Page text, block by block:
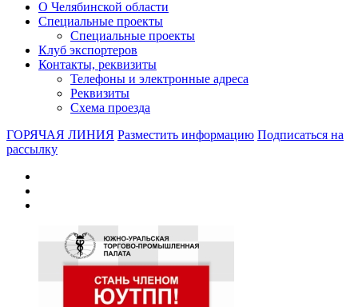
О Челябинской области
Специальные проекты
Специальные проекты
Клуб экспортеров
Контакты, реквизиты
Телефоны и электронные адреса
Реквизиты
Схема проезда
ГОРЯЧАЯ ЛИНИЯ Разместить информацию Подписаться на
рассылку